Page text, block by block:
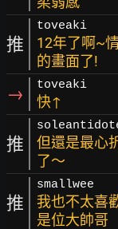
推
toveaki
12年了啊~
的畫面了!
→ toveaki
快↑
推
但還是最心
了～
推
smallwee
我也不太喜
是位大帥哥